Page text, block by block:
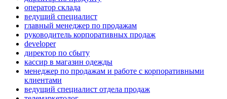
оператор склада
ведущий специалист
главный менеджер по продажам
руководитель корпоративных продаж
developer
директор по сбыту
кассир в магазин одежды
менеджер по продажам и работе с корпоративными
клиентами
ведущий специалист отдела продаж